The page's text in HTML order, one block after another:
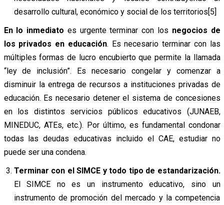
desarrollo cultural, económico y social de los territorios[5]
En lo inmediato es urgente terminar con los negocios de
los privados en educación. Es necesario terminar con las
múltiples formas de lucro encubierto que permite la llamada
“ley de inclusión”. Es necesario congelar y comenzar a
disminuir la entrega de recursos a instituciones privadas de
educación. Es necesario detener el sistema de concesiones
en los distintos servicios públicos educativos (JUNAEB,
MINEDUC, ATEs, etc.). Por último, es fundamental condonar
todas las deudas educativas incluido el CAE, estudiar no
puede ser una condena.
Terminar con el SIMCE y todo tipo de estandarización.
El SIMCE no es un instrumento educativo, sino un
instrumento de promoción del mercado y la competencia